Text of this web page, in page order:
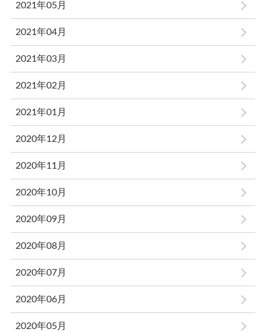
2021年05月
2021年04月
2021年03月
2021年02月
2021年01月
2020年12月
2020年11月
2020年10月
2020年09月
2020年08月
2020年07月
2020年06月
2020年05月